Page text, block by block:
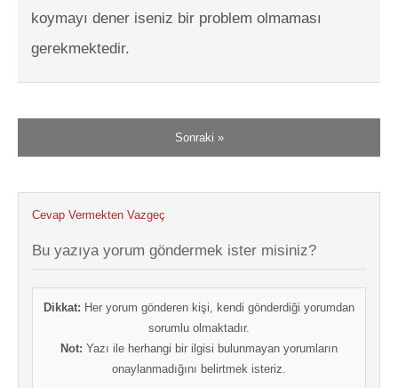
koymayı dener iseniz bir problem olmaması
gerekmektedir.
Sonraki »
Cevap Vermekten Vazgeç
Bu yazıya yorum göndermek ister misiniz?
Dikkat: Her yorum gönderen kişi, kendi gönderdiği yorumdan
sorumlu olmaktadır.
Not: Yazı ile herhangi bir ilgisi bulunmayan yorumların
onaylanmadığını belirtmek isteriz.